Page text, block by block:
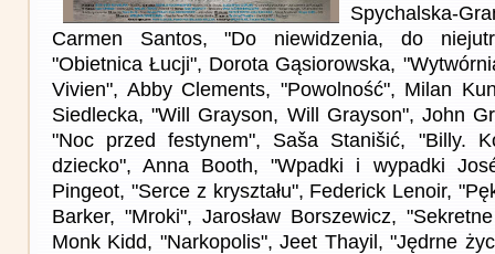
Spychalska-
Carmen Santos, "Do niewidzenia, do
"Obietnica Łucji", Dorota Gąsiorowska,
Vivien", Abby Clements, "Powolność", Milan
Siedlecka, "Will Grayson, Will Grayson", John
"Noc przed festynem", Saša Stanišić, "Billy.
dziecko", Anna Booth, "Wpadki i wypadki
Pingeot, "Serce z kryształu", Federick Lenoir,
Barker, "Mroki", Jarosław Borszewicz,
Monk Kidd, "Narkopolis", Jeet Thayil, "Jędrne